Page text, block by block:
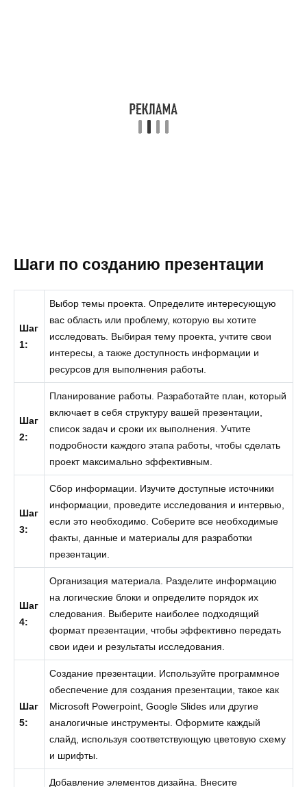
Шаги по созданию презентации
Шаг
1:
Выбор темы проекта. Определите интересующую
вас область или проблему, которую вы хотите
исследовать. Выбирая тему проекта, учтите свои
интересы, а также доступность информации и
ресурсов для выполнения работы.
Шаг
2:
Планирование работы. Разработайте план, который
включает в себя структуру вашей презентации,
список задач и сроки их выполнения. Учтите
подробности каждого этапа работы, чтобы сделать
проект максимально эффективным.
Шаг
3:
Сбор информации. Изучите доступные источники
информации, проведите исследования и интервью,
если это необходимо. Соберите все необходимые
факты, данные и материалы для разработки
презентации.
Шаг
4:
Организация материала. Разделите информацию
на логические блоки и определите порядок их
следования. Выберите наиболее подходящий
формат презентации, чтобы эффективно передать
свои идеи и результаты исследования.
Шаг
5:
Создание презентации. Используйте программное
обеспечение для создания презентации, такое как
Microsoft Powerpoint, Google Slides или другие
аналогичные инструменты. Оформите каждый
слайд, используя соответствующую цветовую схему
и шрифты.
Добавление элементов дизайна. Внесите